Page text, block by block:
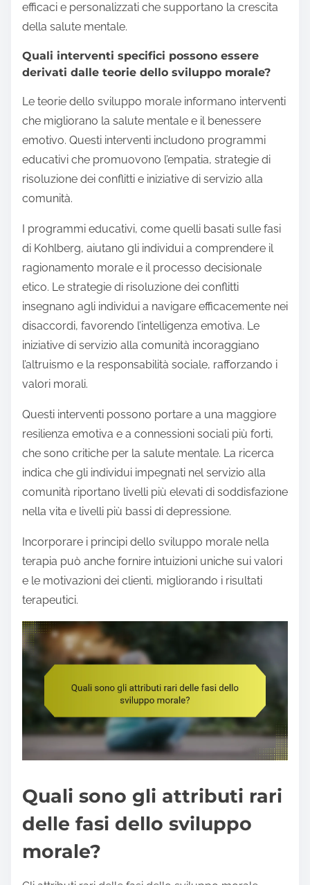
efficaci e personalizzati che supportano la crescita
della salute mentale.
Quali interventi specifici possono essere
derivati dalle teorie dello sviluppo morale?
Le teorie dello sviluppo morale informano interventi
che migliorano la salute mentale e il benessere
emotivo. Questi interventi includono programmi
educativi che promuovono l’empatia, strategie di
risoluzione dei conflitti e iniziative di servizio alla
comunità.
I programmi educativi, come quelli basati sulle fasi
di Kohlberg, aiutano gli individui a comprendere il
ragionamento morale e il processo decisionale
etico. Le strategie di risoluzione dei conflitti
insegnano agli individui a navigare efficacemente nei
disaccordi, favorendo l’intelligenza emotiva. Le
iniziative di servizio alla comunità incoraggiano
l’altruismo e la responsabilità sociale, rafforzando i
valori morali.
Questi interventi possono portare a una maggiore
resilienza emotiva e a connessioni sociali più forti,
che sono critiche per la salute mentale. La ricerca
indica che gli individui impegnati nel servizio alla
comunità riportano livelli più elevati di soddisfazione
nella vita e livelli più bassi di depressione.
Incorporare i principi dello sviluppo morale nella
terapia può anche fornire intuizioni uniche sui valori
e le motivazioni dei clienti, migliorando i risultati
terapeutici.
Quali sono gli attributi rari
delle fasi dello sviluppo
morale?